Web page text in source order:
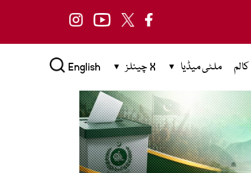
کالم ملٹی میڈیا X چینلز English